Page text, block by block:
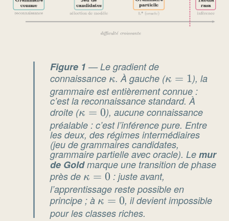
Figure 1 — Le gradient de
connaissance \kappa
κ. À gauche (\kappa
= 1
κ = 1), la
grammaire est entièrement connue :
c’est la reconnaissance standard. À
droite (\kappa
= 0
κ = 0), aucune connaissance
préalable : c’est l’inférence pure. Entre
les deux, des régimes intermédiaires
(jeu de grammaires candidates,
grammaire partielle avec oracle). Le mur
de Goldmarque une transition de phase
près de \kappa
= 0
κ = 0 : juste avant,
l’apprentissage reste possible en
principe ; à \kappa
= 0
κ = 0, il devient impossible
pour les classes riches.